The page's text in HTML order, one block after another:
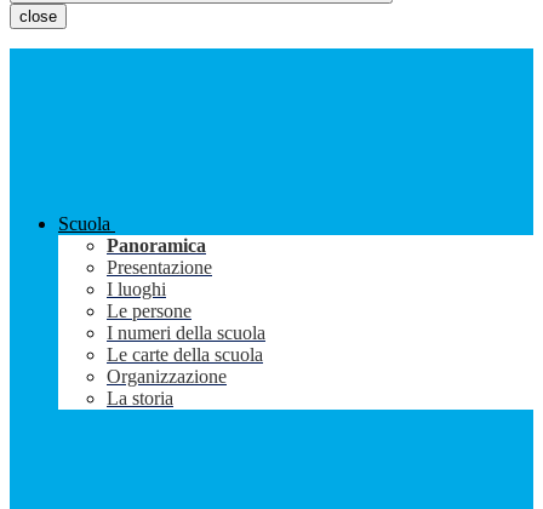
close
Scuola
Panoramica
Presentazione
I luoghi
Le persone
I numeri della scuola
Le carte della scuola
Organizzazione
La storia